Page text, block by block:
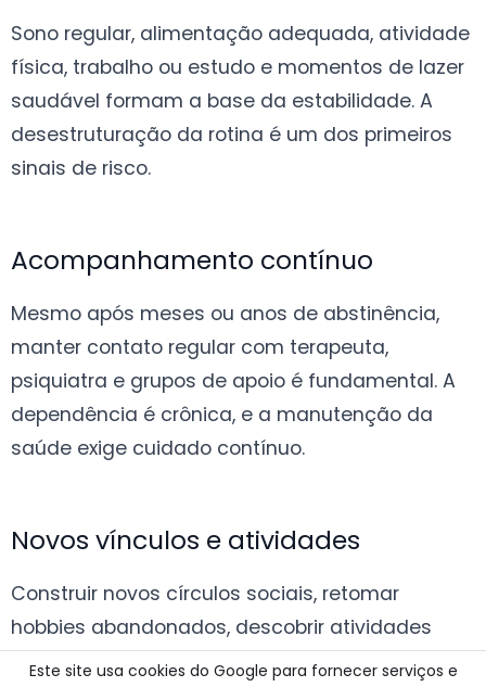
Sono regular, alimentação adequada, atividade
física, trabalho ou estudo e momentos de lazer
saudável formam a base da estabilidade. A
desestruturação da rotina é um dos primeiros
sinais de risco.
Acompanhamento contínuo
Mesmo após meses ou anos de abstinência,
manter contato regular com terapeuta,
psiquiatra e grupos de apoio é fundamental. A
dependência é crônica, e a manutenção da
saúde exige cuidado contínuo.
Novos vínculos e atividades
Construir novos círculos sociais, retomar
hobbies abandonados, descobrir atividades
prazerosas que não envolvam substâncias
Este site usa cookies do Google para fornecer serviços e